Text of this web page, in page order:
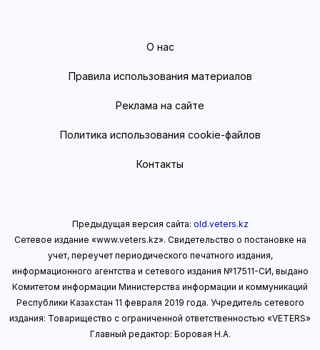
О нас
Правила использования материалов
Реклама на сайте
Политика использования cookie-файлов
Контакты
Предыдущая версия сайта: old.veters.kz
Сетевое издание «www.veters.kz». Свидетельство о постановке на
учет, переучет периодического печатного издания,
информационного агентства и сетевого издания №17511-СИ, выдано
Комитетом информации Министерства информации и коммуникаций
Республики Казахстан 11 февраля 2019 года. Учредитель сетевого
издания: Товарищество с ограниченной ответственностью «VETERS»
Главный редактор: Боровая Н.А.